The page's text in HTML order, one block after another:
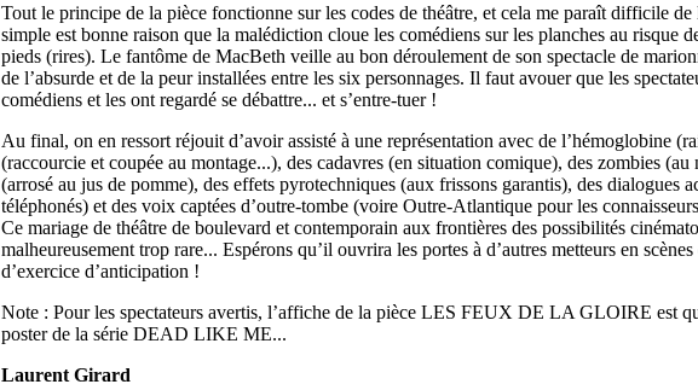
Tout le principe de la pièce fonctionne sur les codes de théâtre, et cela me paraît difficile
simple est bonne raison que la malédiction cloue les comédiens sur les planches au risque
pieds (rires). Le fantôme de MacBeth veille au bon déroulement de son spectacle de
de l’absurde et de la peur installées entre les six personnages. Il faut avouer que les
comédiens et les ont regardé se débattre... et s’entre-tuer !
Au final, on en ressort réjouit d’avoir assisté à une représentation avec de l’hémoglobine
(raccourcie et coupée au montage...), des cadavres (en situation comique), des zombies
(arrosé au jus de pomme), des effets pyrotechniques (aux frissons garantis), des dialogues
téléphonés) et des voix captées d’outre-tombe (voire Outre-Atlantique pour les
Ce mariage de théâtre de boulevard et contemporain aux frontières des possibilités
malheureusement trop rare... Espérons qu’il ouvrira les portes à d’autres metteurs en
d’exercice d’anticipation !
Note : Pour les spectateurs avertis, l’affiche de la pièce LES FEUX DE LA GLOIRE est
poster de la série DEAD LIKE ME...
Laurent Girard